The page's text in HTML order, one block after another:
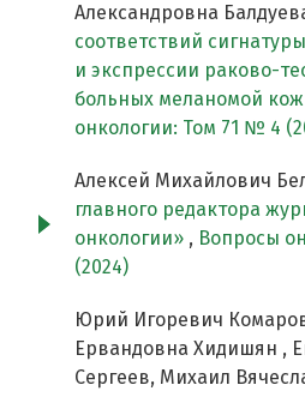
Александровна
соответствий
и экспрессии раково-
больных меланомой
онкологии: Том 71 № 4
Алексей Михайлович
главного редактора
oнкологии» , Вопросы
(2024)
Юрий Игоревич
Ервандовна Хидишян ,
Сергеев, Михаил